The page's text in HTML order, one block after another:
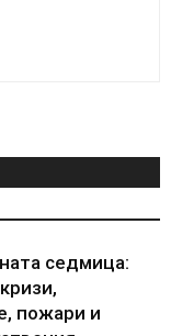
седмица:
пожари и